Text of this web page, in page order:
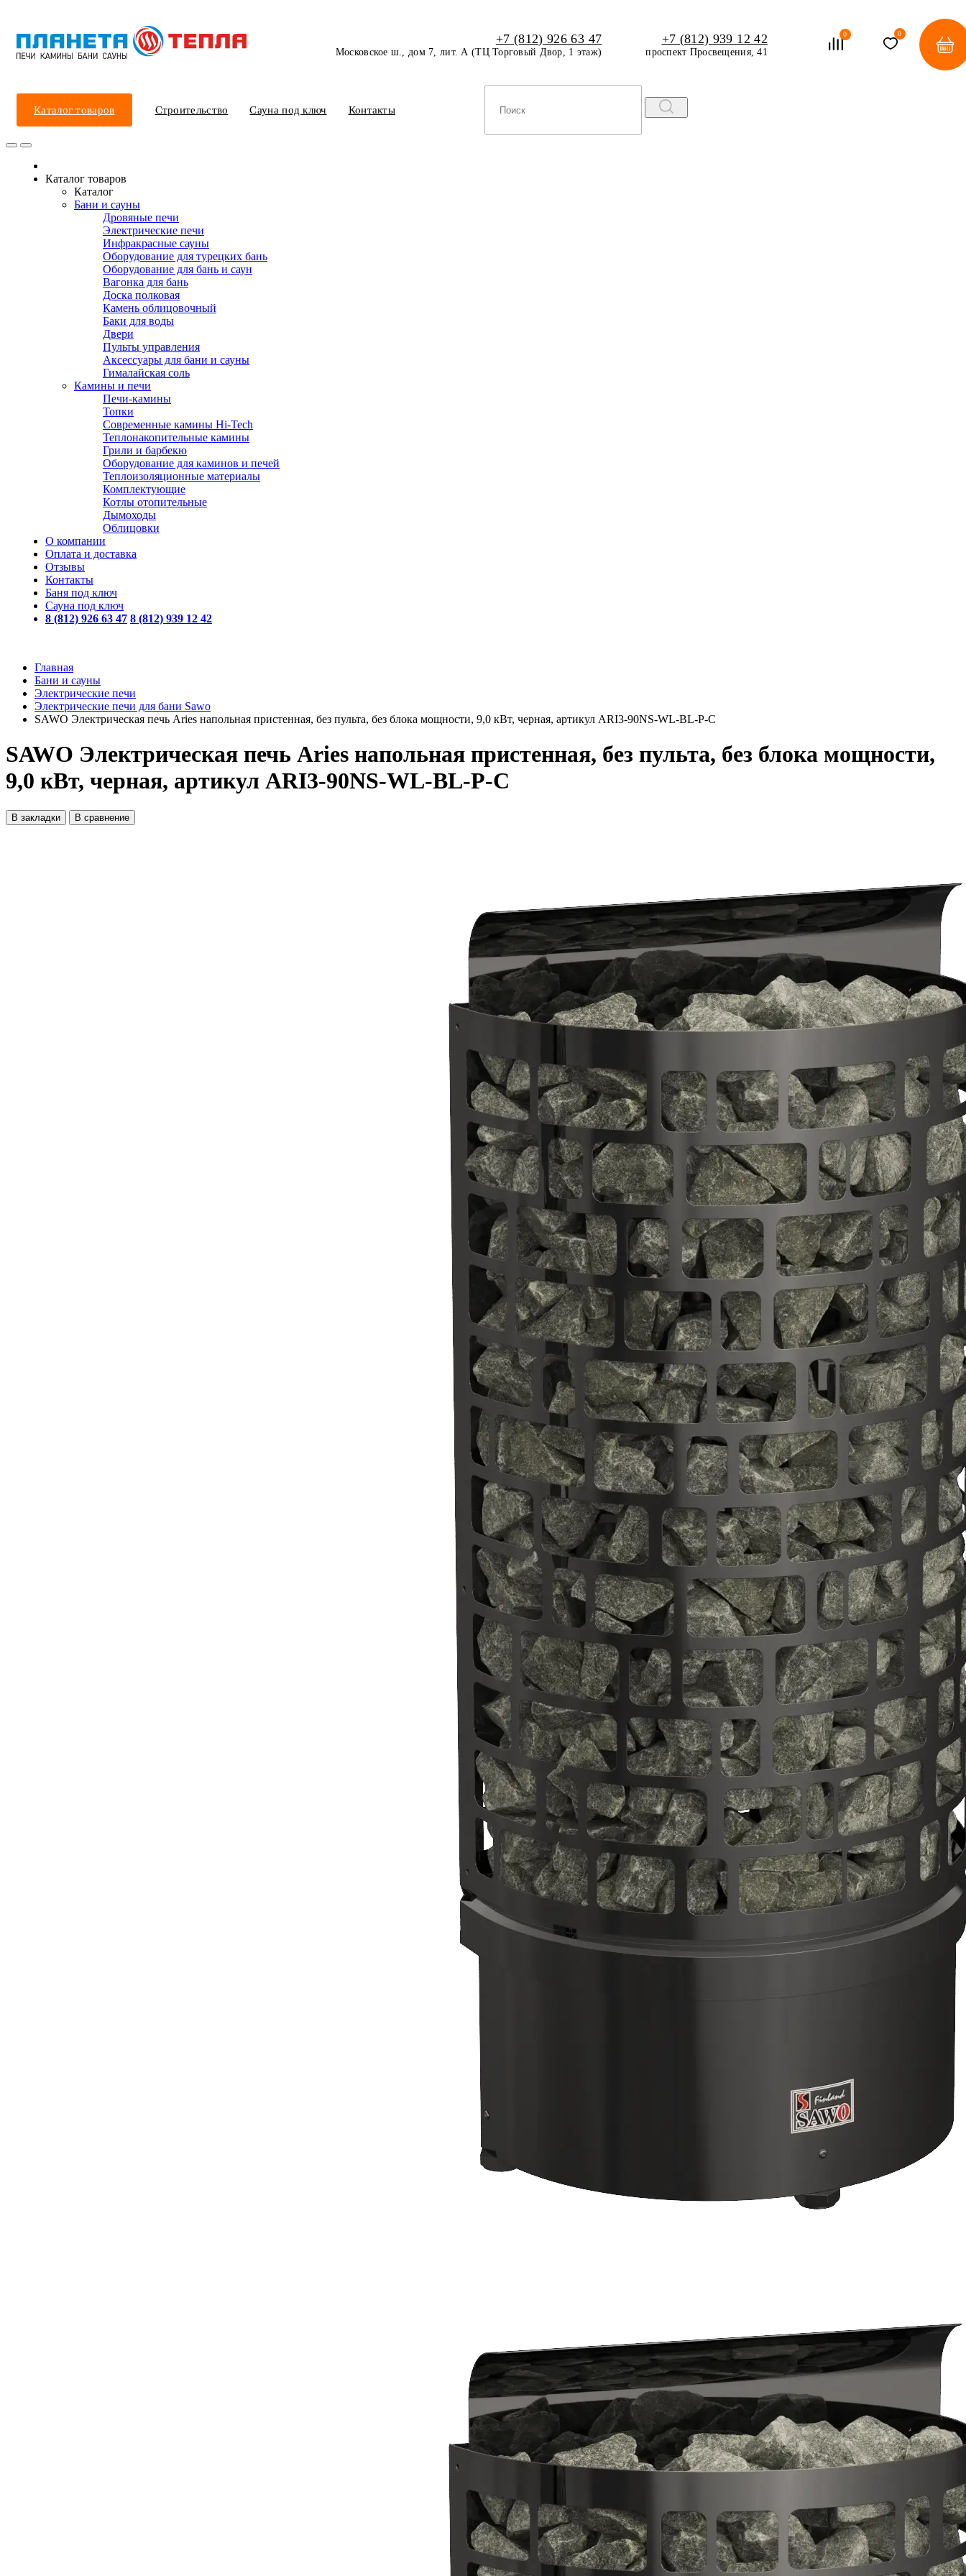
+7 (812) 926 63 47
Московское ш., дом 7, лит. А (ТЦ Торговый Двор, 1 этаж)
+7 (812) 939 12 42
проспект Просвещения, 41
0 0
Каталог товаров Строительство Сауна под ключ Контакты
Каталог товаров
Каталог
Бани и сауны
Дровяные печи
Электрические печи
Инфракрасные сауны
Оборудование для турецких бань
Оборудование для бань и саун
Вагонка для бань
Доска полковая
Камень облицовочный
Баки для воды
Двери
Пульты управления
Аксессуары для бани и сауны
Гималайская соль
Камины и печи
Печи-камины
Топки
Современные камины Hi-Tech
Теплонакопительные камины
Грили и барбекю
Оборудование для каминов и печей
Теплоизоляционные материалы
Комплектующие
Котлы отопительные
Дымоходы
Облицовки
О компании
Оплата и доставка
Отзывы
Контакты
Баня под ключ
Сауна под ключ
8 (812) 926 63 47 8 (812) 939 12 42
Главная
Бани и сауны
Электрические печи
Электрические печи для бани Sawo
SAWO Электрическая печь Aries напольная пристенная, без пульта, без блока мощности, 9,0 кВт, черная, артикул ARI3-90NS-WL-BL-P-C
SAWO Электрическая печь Aries напольная пристенная, без пульта, без блока мощности,
9,0 кВт, черная, артикул ARI3-90NS-WL-BL-P-C
В закладки В сравнение